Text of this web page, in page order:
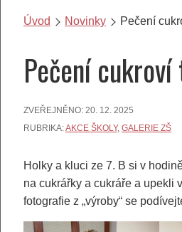
Úvod Novinky Pečení
Pečení
ZVEŘEJNĚNO: 20. 12. 2025
RUBRIKA:AKCE ŠKOLY, GALERIE ZŠ
Holky a kluci ze 7. B si v
na cukrářky a cukráře a upekli
fotografie z „výroby“ se